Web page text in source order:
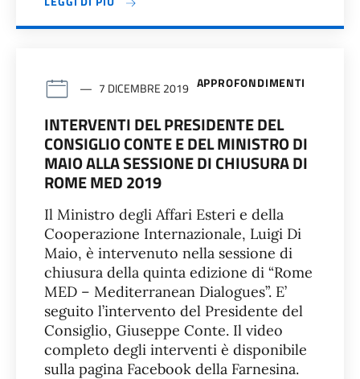
APPROFONDIMENTI
7 DICEMBRE 2019
INTERVENTI DEL PRESIDENTE DEL
CONSIGLIO CONTE E DEL MINISTRO DI
MAIO ALLA SESSIONE DI CHIUSURA DI
ROME MED 2019
Il Ministro degli Affari Esteri e della
Cooperazione Internazionale, Luigi Di
Maio, è intervenuto nella sessione di
chiusura della quinta edizione di “Rome
MED – Mediterranean Dialogues”. E’
seguito l’intervento del Presidente del
Consiglio, Giuseppe Conte. Il video
completo degli interventi è disponibile
sulla pagina Facebook della Farnesina.